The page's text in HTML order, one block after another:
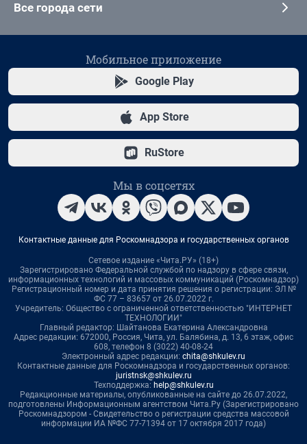
Все города сети
Мобильное приложение
Google Play
App Store
RuStore
Мы в соцсетях
Контактные данные для Роскомнадзора и государственных органов
Сетевое издание «Чита.РУ» (18+)
Зарегистрировано Федеральной службой по надзору в сфере связи,
информационных технологий и массовых коммуникаций (Роскомнадзор)
Регистрационный номер и дата принятия решения о регистрации: ЭЛ №
ФС 77 – 83657 от 26.07.2022 г.
Учредитель: Общество с ограниченной ответственностью "ИНТЕРНЕТ
ТЕХНОЛОГИИ"
Главный редактор: Шайтанова Екатерина Александровна
Адрес редакции: 672000, Россия, Чита, ул. Балябина, д. 13, 6 этаж, офис
608, телефон 8 (3022) 40-08-24
Электронный адрес редакции: chita@shkulev.ru
Контактные данные для Роскомнадзора и государственных органов:
juristnsk@shkulev.ru
Техподдержка: help@shkulev.ru
Редакционные материалы, опубликованные на сайте до 26.07.2022,
подготовлены Информационным агентством Чита.Ру (Зарегистрировано
Роскомнадзором - Свидетельство о регистрации средства массовой
информации ИА №ФС 77-71394 от 17 октября 2017 года)